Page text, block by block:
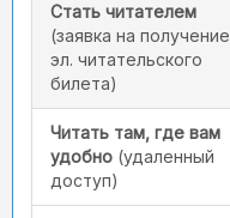
Стать читателем
(заявка на получение
эл. читательского
билета)
Читать там, где вам
удобно (удаленный
доступ)